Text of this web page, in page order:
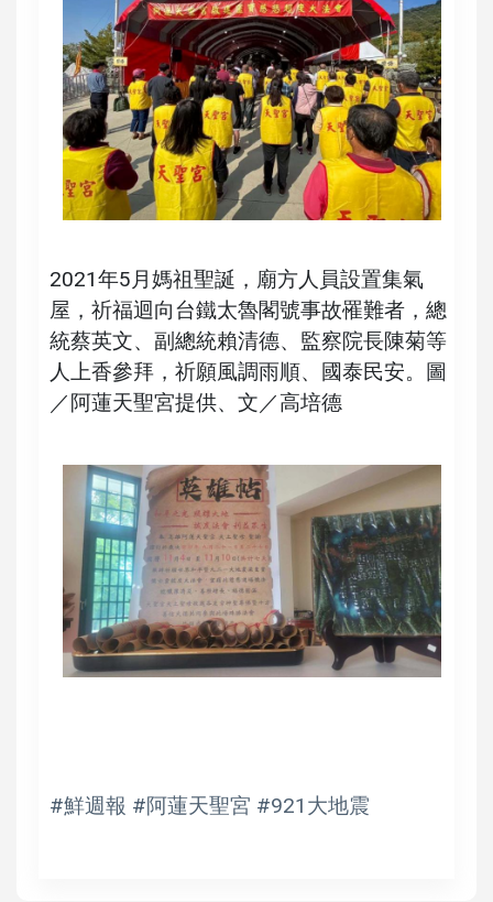
2021年5月媽祖聖誕，廟方人員設置集氣
屋，祈福迴向台鐵太魯閣號事故罹難者，總
統蔡英文、副總統賴清德、監察院長陳菊等
人上香參拜，祈願風調雨順、國泰民安。圖
／阿蓮天聖宮提供、文／高培德
#鮮週報 #阿蓮天聖宮 #921大地震